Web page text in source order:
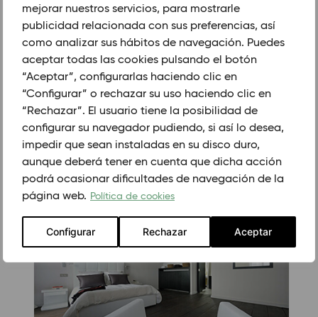
mejorar nuestros servicios, para mostrarle
publicidad relacionada con sus preferencias, así
como analizar sus hábitos de navegación. Puedes
aceptar todas las cookies pulsando el botón
“Aceptar”, configurarlas haciendo clic en
“Configurar” o rechazar su uso haciendo clic en
“Rechazar”. El usuario tiene la posibilidad de
configurar su navegador pudiendo, si así lo desea,
impedir que sean instaladas en su disco duro,
aunque deberá tener en cuenta que dicha acción
podrá ocasionar dificultades de navegación de la
página web. Política de cookies
Configurar Rechazar Aceptar
120 X 650
GROSOR (mm)
22
PEDIR CITA PREVIA
PRODUCTOS RELACIONADOS.